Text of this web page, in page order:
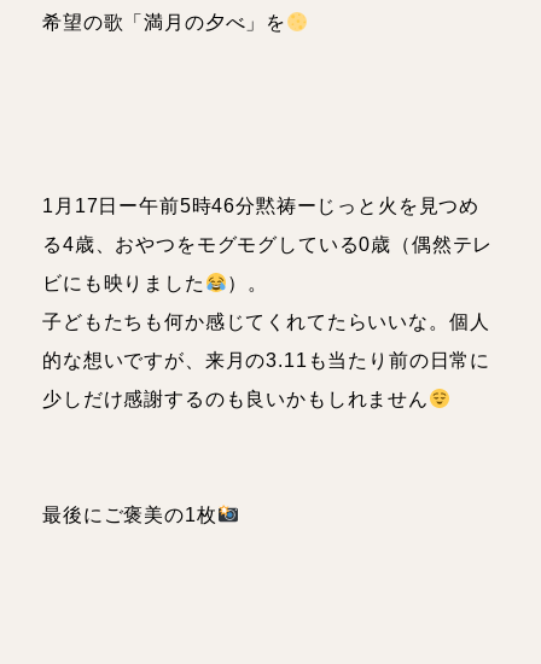
希望の歌「満月の夕べ」を
1月17日ー午前5時46分黙祷ーじっと火を見つめ
る4歳、おやつをモグモグしている0歳（偶然テレ
ビにも映りました
）。
子どもたちも何か感じてくれてたらいいな。個人
的な想いですが、来月の3.11も当たり前の日常に
少しだけ感謝するのも良いかもしれません
最後にご褒美の1枚